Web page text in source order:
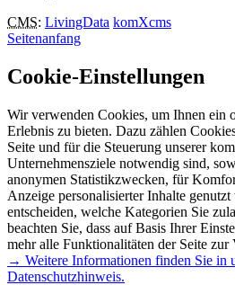
CMS: LivingData komXcms
Seitenanfang
Cookie-Einstellungen
Wir verwenden Cookies, um Ihnen ein
Erlebnis zu bieten. Dazu zählen
Seite und für die Steuerung unserer
Unternehmensziele notwendig sind,
anonymen Statistikzwecken, für
Anzeige personalisierter Inhalte
entscheiden, welche Kategorien Sie
beachten Sie, dass auf Basis Ihrer
mehr alle Funktionalitäten der Seite zur
→ Weitere Informationen finden Sie in
Datenschutzhinweis.